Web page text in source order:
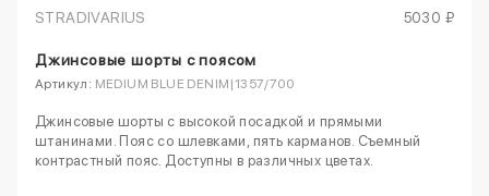
STRADIVARIUS 5030 ₽
Джинсовые шорты с поясом
Артикул: MEDIUM BLUE DENIM|1357/700
Джинсовые шорты с высокой посадкой и прямыми
штанинами. Пояс со шлевками, пять карманов. Съемный
контрастный пояс. Доступны в различных цветах.